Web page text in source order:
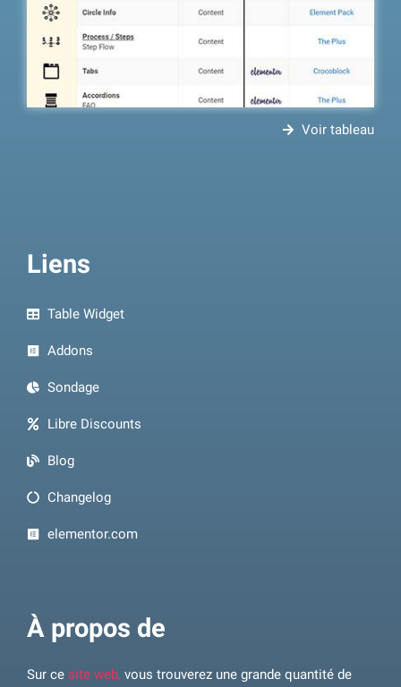
À propos de
Sur ce site web, vous trouverez une grande quantité de
Liens
Table Widget
Addons
Sondage
Libre Discounts
Blog
Changelog
elementor.com
Voir tableau